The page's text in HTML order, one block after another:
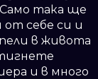
Само така ще
себе си и
в живота
и в много